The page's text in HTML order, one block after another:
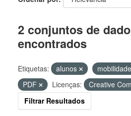
2 conjuntos de
encontrados
Etiquetas: alunos mobilidade
PDF
Licenças:
Creative
Filtrar Resultados